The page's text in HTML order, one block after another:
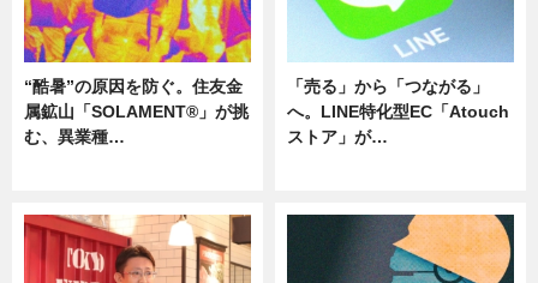
“酷暑”の原因を防ぐ。住友金
属鉱山「SOLAMENT®」が挑
む、異業種…
「売る」から「つながる」
へ。LINE特化型EC「Atouch
ストア」が…